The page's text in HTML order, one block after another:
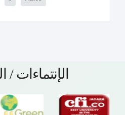
الإنتماءات